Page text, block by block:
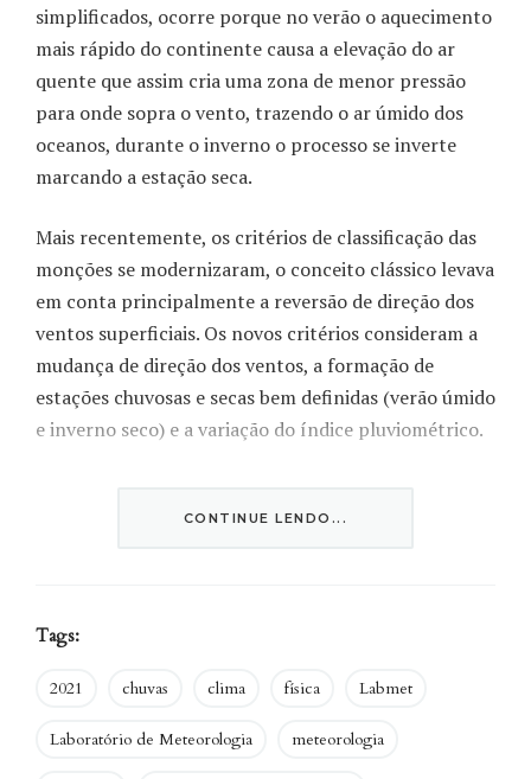
simplificados, ocorre porque no verão o aquecimento
mais rápido do continente causa a elevação do ar
quente que assim cria uma zona de menor pressão
para onde sopra o vento, trazendo o ar úmido dos
oceanos, durante o inverno o processo se inverte
marcando a estação seca.
Mais recentemente, os critérios de classificação das
monções se modernizaram, o conceito clássico levava
em conta principalmente a reversão de direção dos
ventos superficiais. Os novos critérios consideram a
mudança de direção dos ventos, a formação de
estações chuvosas e secas bem definidas (verão úmido
e inverno seco) e a variação do índice pluviométrico.
América do Sul, atingindo praticamente todo o
CONTINUE LENDO...
Tags:
2021 chuvas clima física Labmet
Laboratório de Meteorologia meteorologia